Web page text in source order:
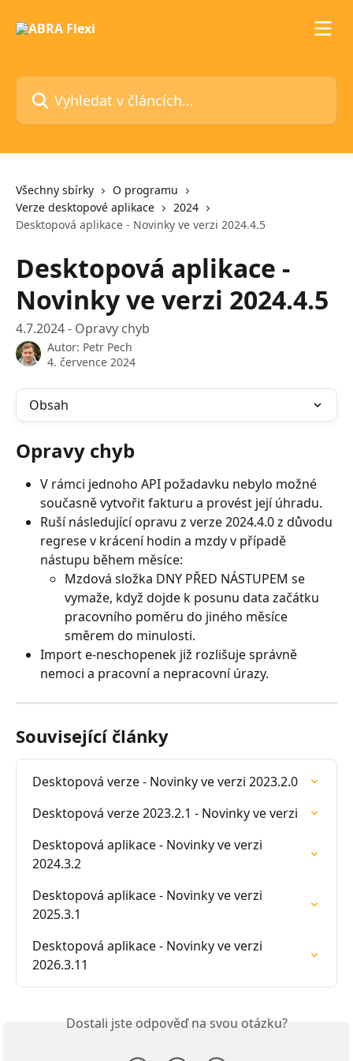
Vyhledat v článcích…
Všechny sbírky
O programu
Verze desktopové aplikace
2024
Desktopová aplikace - Novinky ve verzi 2024.4.5
Desktopová aplikace -
Novinky ve verzi 2024.4.5
4.7.2024 - Opravy chyb
Autor: Petr Pech
4. července 2024
Obsah
Opravy chyb
V rámci jednoho API požadavku nebylo možné
současně vytvořit fakturu a provést její úhradu.
Ruší následující opravu z verze 2024.4.0 z důvodu
regrese v krácení hodin a mzdy v případě
nástupu během měsíce:
Mzdová složka DNY PŘED NÁSTUPEM se
vymaže, když dojde k posunu data začátku
pracovního poměru do jiného měsíce
směrem do minulosti.
Import e-neschopenek již rozlišuje správně
nemoci a pracovní a nepracovní úrazy.
Související články
Desktopová verze - Novinky ve verzi 2023.2.0
Desktopová verze 2023.2.1 - Novinky ve verzi
Desktopová aplikace - Novinky ve verzi
2024.3.2
Desktopová aplikace - Novinky ve verzi
2025.3.1
Desktopová aplikace - Novinky ve verzi
2026.3.11
Dostali jste odpověď na svou otázku?